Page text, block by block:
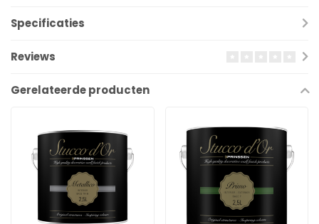
Specificaties
Reviews
Gerelateerde producten